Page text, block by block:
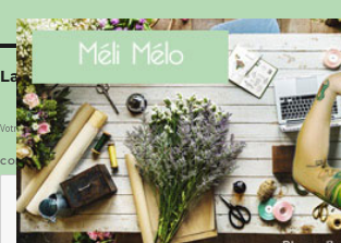
Laisser un commentaire
Votre adresse e-mail ne sera pas publiée.Les champs obligatoires sont
COMMENTAIRE*